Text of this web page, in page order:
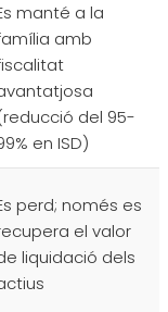
manté a la
amb
del 95-
en ISD)
perd; només es
el valor
liquidació dels